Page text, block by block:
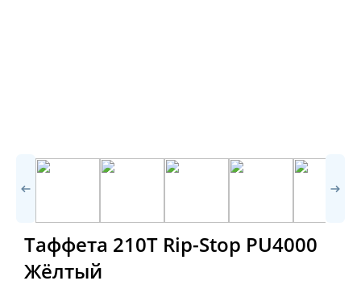
Таффета 210Т Rip-Stop PU4000
Жёлтый